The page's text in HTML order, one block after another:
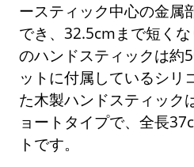
ースティック中心の金属
でき、32.5cmまで短く
のハンドスティックは約
ットに付属しているシリ
た木製ハンドスティック
ョートタイプで、全長
トです。